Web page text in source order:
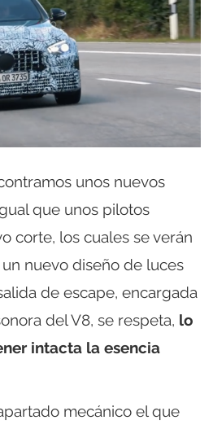
unos nuevos
que unos pilotos
corte, los cuales se verán
nuevo diseño de luces
de escape, encargada
del V8, se respeta, lo
intacta la esencia
mecánico el que